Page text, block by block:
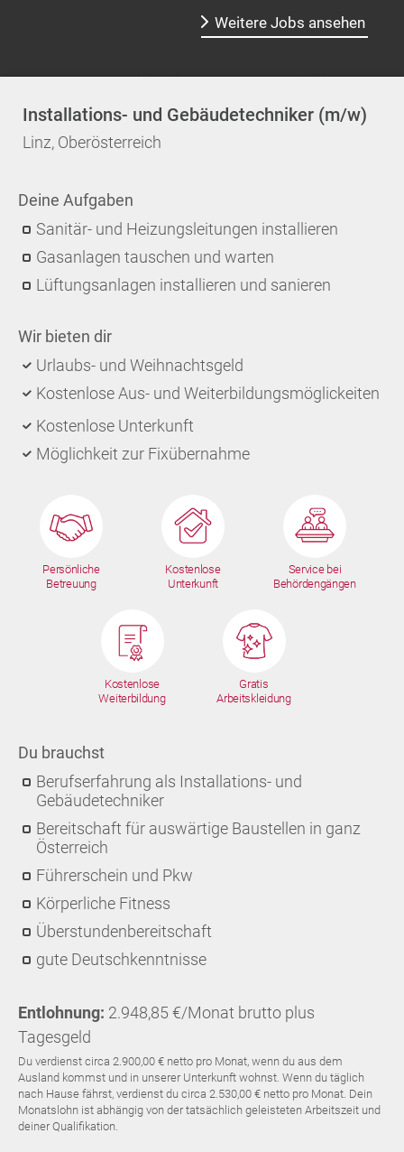
Weitere Jobs ansehen
Installations- und Gebäudetechniker (m/w)
Linz, Oberösterreich
Deine Aufgaben
Sanitär- und Heizungsleitungen installieren
Gasanlagen tauschen und warten
Lüftungsanlagen installieren und sanieren
Wir bieten dir
Urlaubs- und Weihnachtsgeld
Kostenlose Aus- und Weiterbildungsmöglickeiten
Kostenlose Unterkunft
Möglichkeit zur Fixübernahme
Persönliche
Betreuung
Kostenlose
Unterkunft
Service bei
Behördengängen
Kostenlose
Weiterbildung
Gratis
Arbeitskleidung
Du brauchst
Berufserfahrung als Installations- und
Gebäudetechniker
Bereitschaft für auswärtige Baustellen in ganz
Österreich
Führerschein und Pkw
Körperliche Fitness
Überstundenbereitschaft
gute Deutschkenntnisse
Entlohnung: 2.948,85 €/Monat brutto plus
Tagesgeld
Du verdienst circa 2.900,00 € netto pro Monat, wenn du aus dem
Ausland kommst und in unserer Unterkunft wohnst. Wenn du täglich
nach Hause fährst, verdienst du circa 2.530,00 € netto pro Monat. Dein
Monatslohn ist abhängig von der tatsächlich geleisteten Arbeitszeit und
deiner Qualifikation.